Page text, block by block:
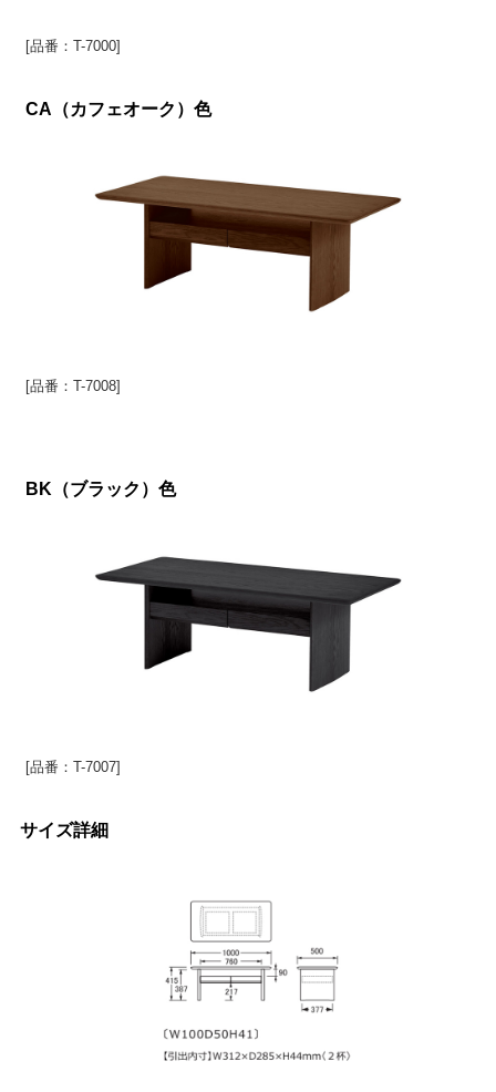
[品番：T-7000]
CA（カフェオーク）色
[品番：T-7008]
BK（ブラック）色
[品番：T-7007]
サイズ詳細